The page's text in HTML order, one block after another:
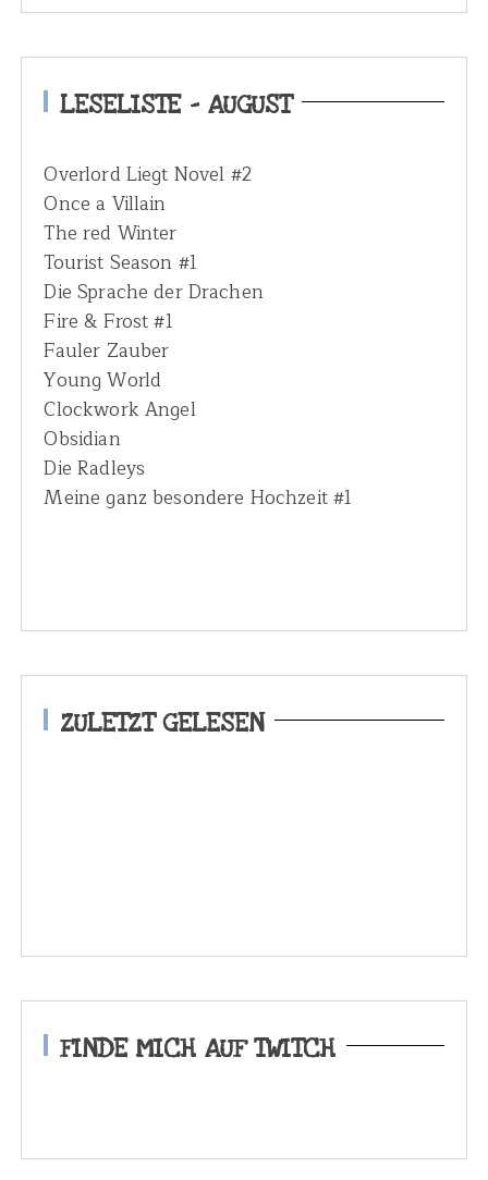
c
h
f
r
:
LESELISTE – AUGUST
Overlord Liegt Novel #2
Once a Villain
The red Winter
Tourist Season #1
Die Sprache der Drachen
Fire & Frost #1
Fauler Zauber
Young World
Clockwork Angel
Obsidian
Die Radleys
Meine ganz besondere Hochzeit #1
ZULETZT GELESEN
FINDE MICH AUF TWITCH